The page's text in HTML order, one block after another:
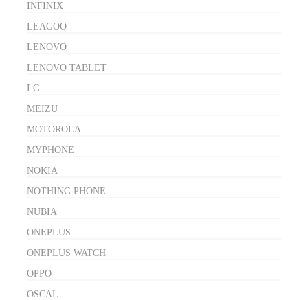
INFINIX
LEAGOO
LENOVO
LENOVO TABLET
LG
MEIZU
MOTOROLA
MYPHONE
NOKIA
NOTHING PHONE
NUBIA
ONEPLUS
ONEPLUS WATCH
OPPO
OSCAL